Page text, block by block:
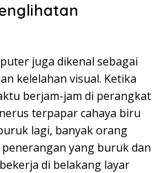
juga dikenal sebagai
kelelahan visual. Ketika
berjam-jam di perangkat
terpapar cahaya biru
lagi, banyak orang
yang buruk dan
di belakang layar